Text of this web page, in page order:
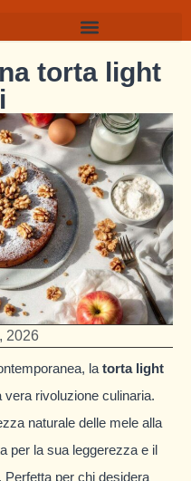
torta light
2026
latorta light
vera rivoluzione culinaria.
naturale delle mele alla
per la sua leggerezza e il
Perfetta per chi desidera